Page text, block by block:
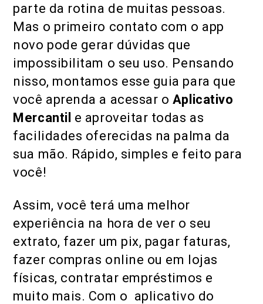
parte da rotina de muitas pessoas.
Mas o primeiro contato com o app
novo pode gerar dúvidas que
impossibilitam o seu uso. Pensando
nisso, montamos esse guia para que
você aprenda a acessar o Aplicativo
Mercantil e aproveitar todas as
facilidades oferecidas na palma da
sua mão. Rápido, simples e feito para
você!
Assim, você terá uma melhor
experiência na hora de ver o seu
extrato, fazer um pix, pagar faturas,
fazer compras online ou em lojas
físicas, contratar empréstimos e
muito mais. Com o aplicativo do